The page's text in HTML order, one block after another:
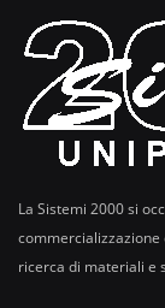
La Sistemi 2000 si
ricerca di materiali e